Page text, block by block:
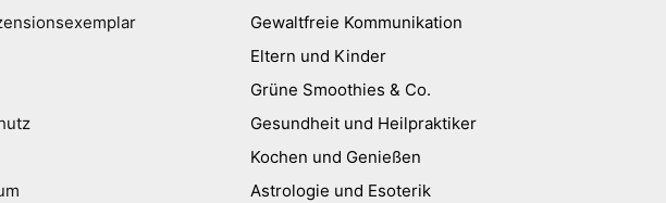
Gewaltfreie Kommunikation
Eltern und Kinder
Grüne Smoothies & Co.
Gesundheit und Heilpraktiker
Kochen und Genießen
Astrologie und Esoterik